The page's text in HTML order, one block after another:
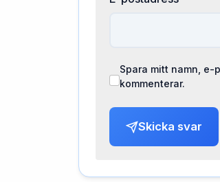
Spara mitt namn,
kommenterar.
Skicka svar